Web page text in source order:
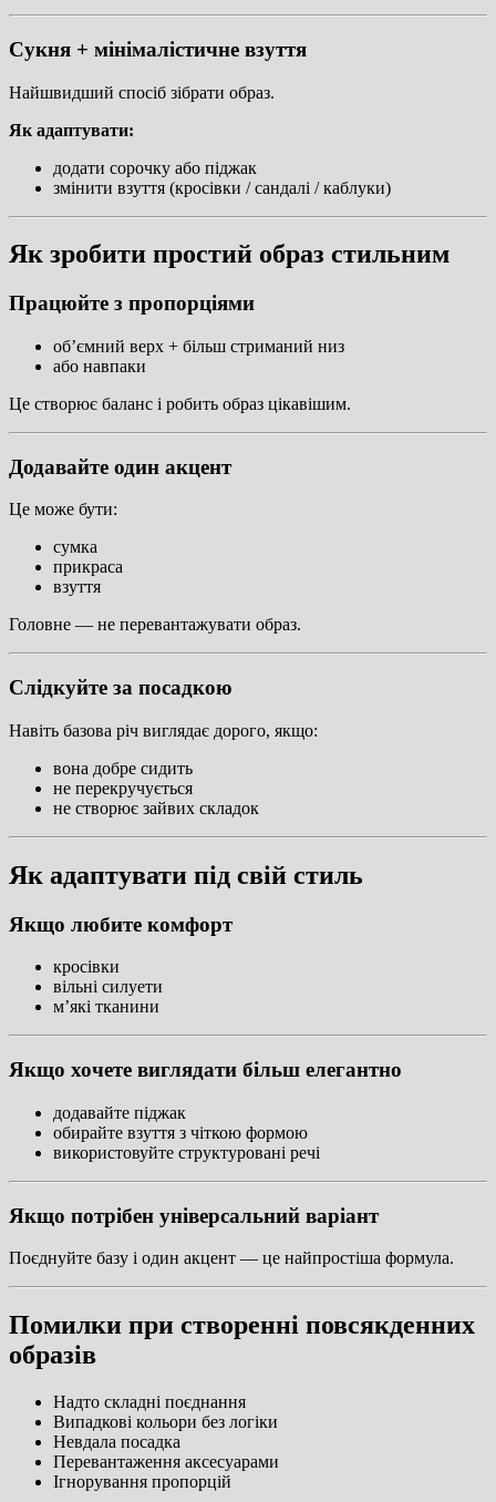
Сукня + мінімалістичне взуття
Найшвидший спосіб зібрати образ.
Як адаптувати:
додати сорочку або піджак
змінити взуття (кросівки / сандалі / каблуки)
Як зробити простий образ стильним
Працюйте з пропорціями
об’ємний верх + більш стриманий низ
або навпаки
Це створює баланс і робить образ цікавішим.
Додавайте один акцент
Це може бути:
сумка
прикраса
взуття
Головне — не перевантажувати образ.
Слідкуйте за посадкою
Навіть базова річ виглядає дорого, якщо:
вона добре сидить
не перекручується
не створює зайвих складок
Як адаптувати під свій стиль
Якщо любите комфорт
кросівки
вільні силуети
м’які тканини
Якщо хочете виглядати більш елегантно
додавайте піджак
обирайте взуття з чіткою формою
використовуйте структуровані речі
Якщо потрібен універсальний варіант
Поєднуйте базу і один акцент — це найпростіша формула.
Помилки при створенні повсякденних
образів
Надто складні поєднання
Випадкові кольори без логіки
Невдала посадка
Перевантаження аксесуарами
Ігнорування пропорцій